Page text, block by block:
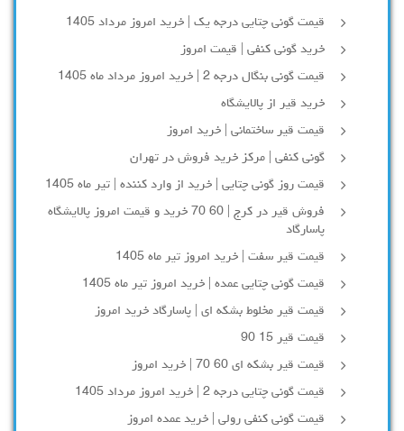
قیمت گونی چتایی درجه یک | خرید امروز مرداد 1405
خرید گونی کنفی | قیمت امروز
قیمت گونی بنگال درجه 2 | خرید امروز مرداد ماه 1405
خرید قیر از پالایشگاه
قیمت قیر ساختمانی | خرید امروز
گونی کنفی | مرکز خرید فروش در تهران
قیمت روز گونی چتایی | خرید از وارد کننده | تیر ماه 1405
فروش قیر در کرج | 60 70 خرید و قیمت امروز پالایشگاه
پاسارگاد
قیمت قیر سفت | خرید امروز تیر ماه 1405
قیمت گونی چتایی عمده | خرید امروز تیر ماه 1405
قیمت قیر مخلوط بشکه ای | پاسارگاد خرید امروز
قیمت قیر 15 90
قیمت قیر بشکه ای 60 70 | خرید امروز
قیمت گونی چتایی درجه 2 | خرید امروز مرداد 1405
قیمت گونی کنفی رولی | خرید عمده امروز